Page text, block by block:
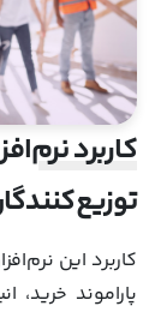
کاربرد
کاربرد این
پاراموند خرید،